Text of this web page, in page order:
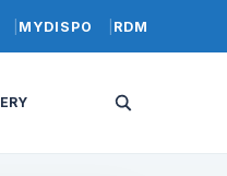
MYDISPO RDM
Buka